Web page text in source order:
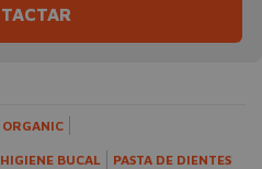
ORGANIC
HIGIENE BUCAL PASTA DE DIENTES